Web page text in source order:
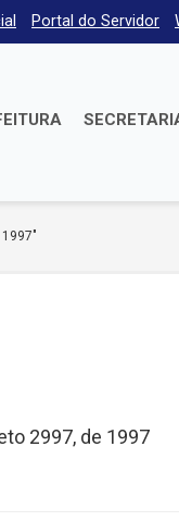
Portal do Servidor
2997, de 1997